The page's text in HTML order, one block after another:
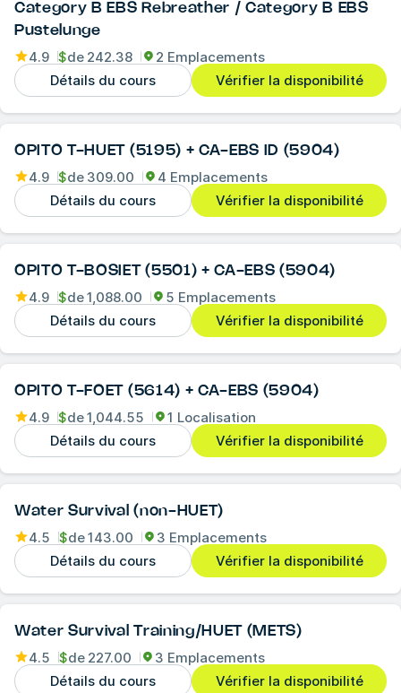
Category B EBS Rebreather / Category B EBS
Pustelunge
4.9 $de 242.38
2 Emplacements
Détails du cours
Vérifier la disponibilité
OPITO T-HUET (5195) + CA-EBS ID (5904)
4.9 $de 309.00
4 Emplacements
Détails du cours
Vérifier la disponibilité
OPITO T-BOSIET (5501) + CA-EBS (5904)
4.9 $de1,088.00
5 Emplacements
Détails du cours
Vérifier la disponibilité
OPITO T-FOET (5614) + CA-EBS (5904)
4.9 $de1,044.55
1 Localisation
Détails du cours
Vérifier la disponibilité
Water Survival (non-HUET)
4.5 $de143.00
3 Emplacements
Détails du cours
Vérifier la disponibilité
Water Survival Training/HUET (METS)
4.5 $de 227.00
3 Emplacements
Détails du cours
Vérifier la disponibilité